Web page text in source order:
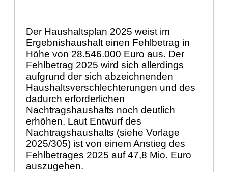
Der Haushaltsplan 2025 weist im
Ergebnishaushalt einen Fehlbetrag in
Höhe von 28.546.000 Euro aus. Der
Fehlbetrag 2025 wird sich allerdings
aufgrund der sich abzeichnenden
Haushaltsverschlechterungen und des
dadurch erforderlichen
Nachtragshaushalts noch deutlich
erhöhen. Laut Entwurf des
Nachtragshaushalts (siehe Vorlage
2025/305) ist von einem Anstieg des
Fehlbetrages 2025 auf 47,8 Mio. Euro
auszugehen.